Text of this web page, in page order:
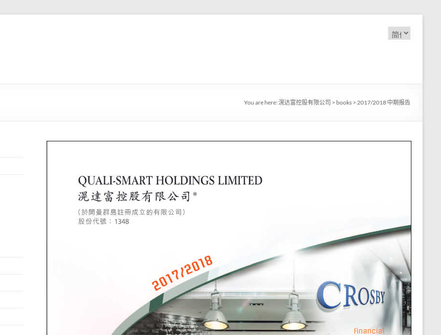
选
择
You are here: 滉达富控股有限公司 > books > 2017/2018 中期报告